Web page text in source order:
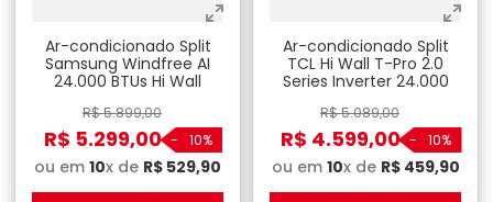
Ar-condicionado Split
Samsung Windfree AI
24.000 BTUs Hi Wall
R$5.899,00
R$ 5.299,00 - 10%
ou em 10x de R$ 529,90
Ar-condicionado Split
TCL Hi Wall T-Pro 2.0
Series Inverter 24.000
24CTG2-INV
R$5.089,00
R$ 4.599,00 - 10%
ou em 10x de R$ 459,90